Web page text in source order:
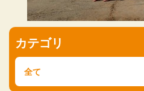
カテゴリ
全て